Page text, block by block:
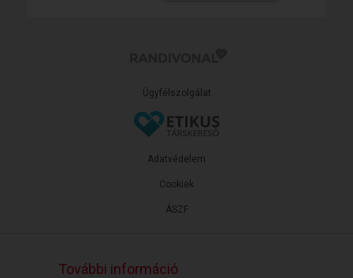
Ügyfélszolgálat
ÁSZF
Adatvédelem
Cookiek
További információ